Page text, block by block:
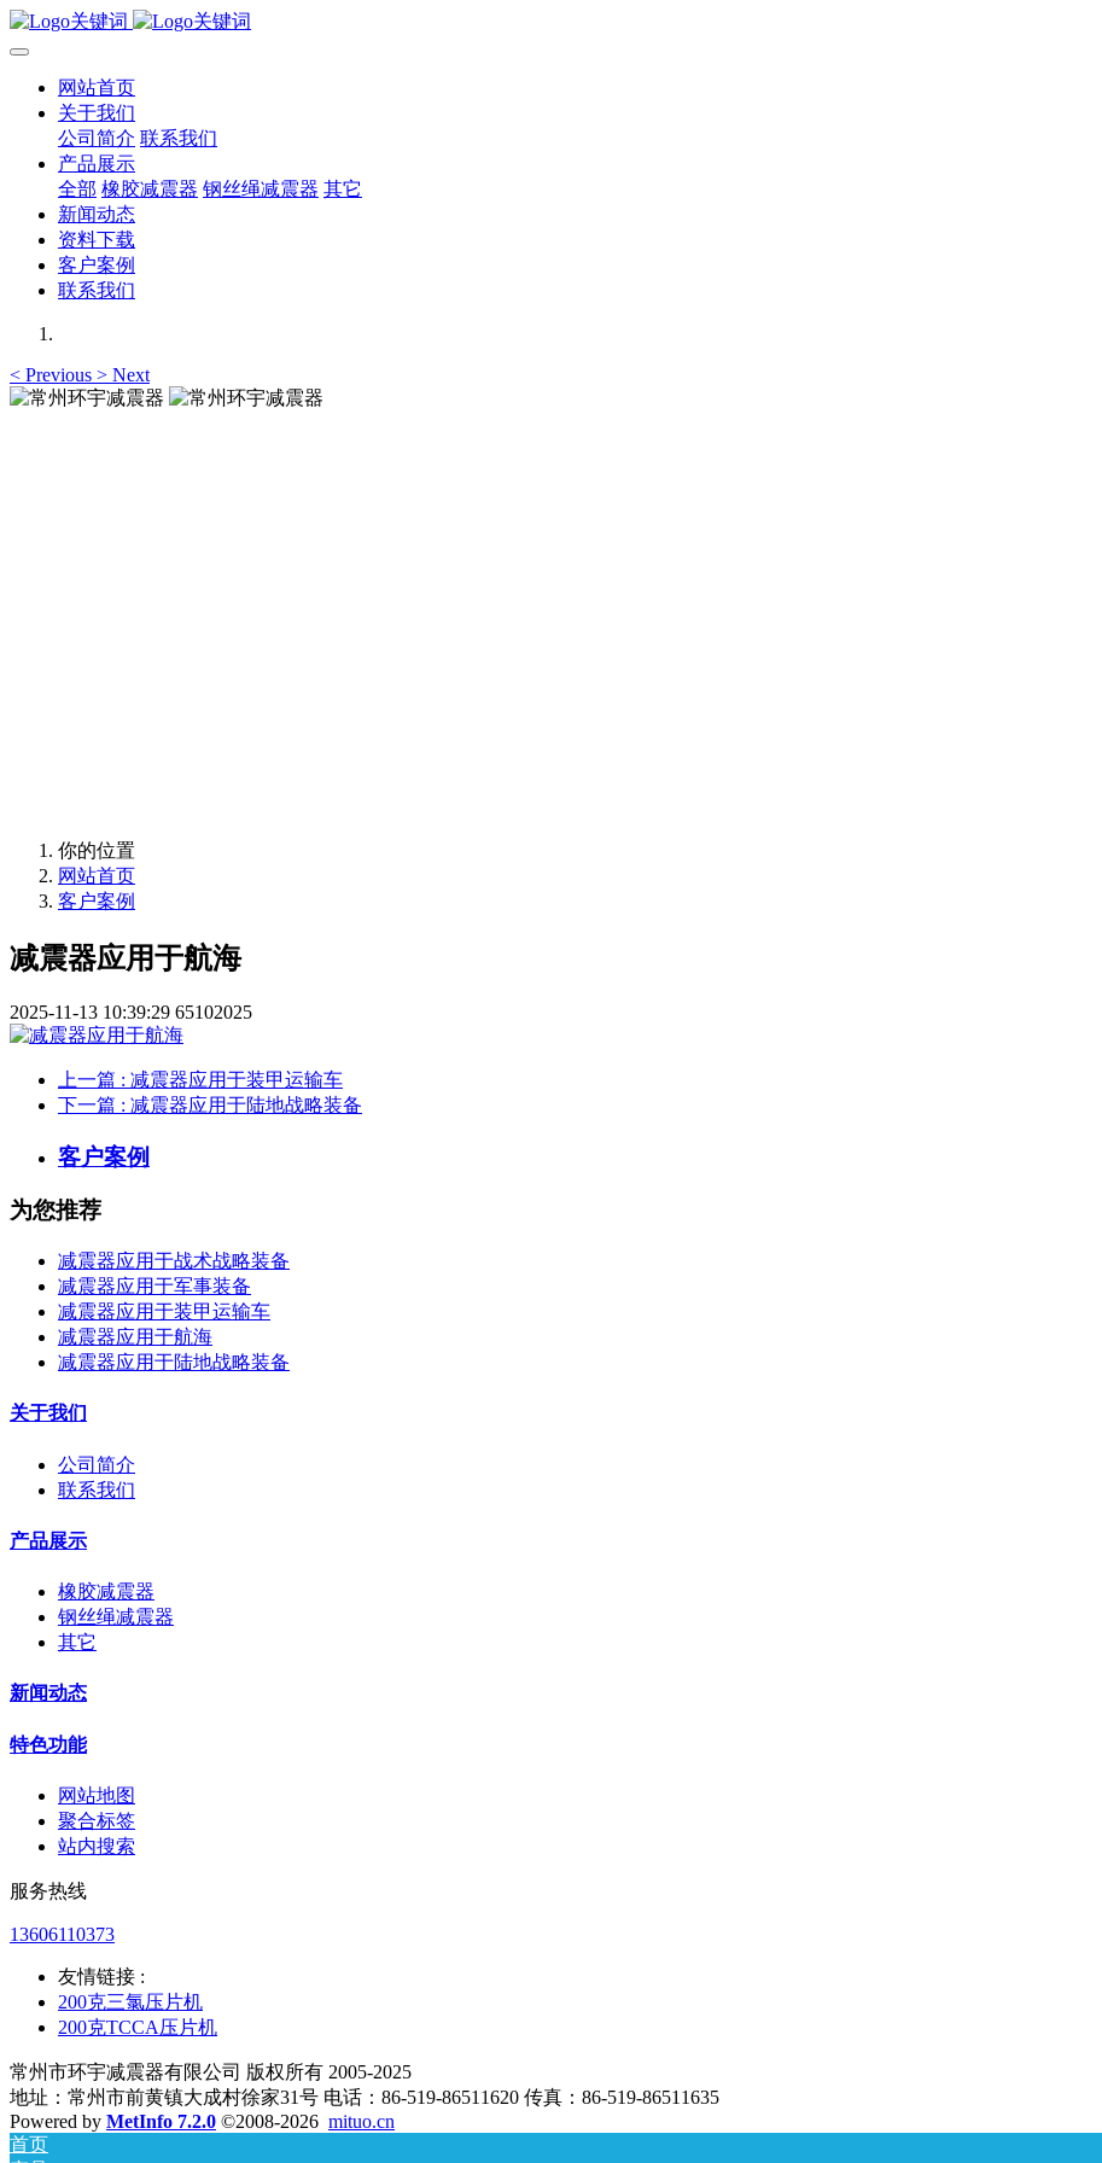
网站首页
关于我们
公司简介 联系我们
产品展示
全部 橡胶减震器 钢丝绳减震器 其它
新闻动态
资料下载
客户案例
联系我们
< Previous > Next
你的位置
网站首页
客户案例
减震器应用于航海
2025-11-13 10:39:29 65102025
上一篇 : 减震器应用于装甲运输车
下一篇 : 减震器应用于陆地战略装备
客户案例
为您推荐
减震器应用于战术战略装备
减震器应用于军事装备
减震器应用于装甲运输车
减震器应用于航海
减震器应用于陆地战略装备
关于我们
公司简介
联系我们
产品展示
橡胶减震器
钢丝绳减震器
其它
新闻动态
特色功能
网站地图
聚合标签
站内搜索
服务热线
13606110373
友情链接 :
200克三氯压片机
200克TCCA压片机
常州市环宇减震器有限公司 版权所有 2005-2025
地址：常州市前黄镇大成村徐家31号 电话：86-519-86511620 传真：86-519-86511635
Powered by MetInfo 7.2.0 ©2008-2026 mituo.cn
首页